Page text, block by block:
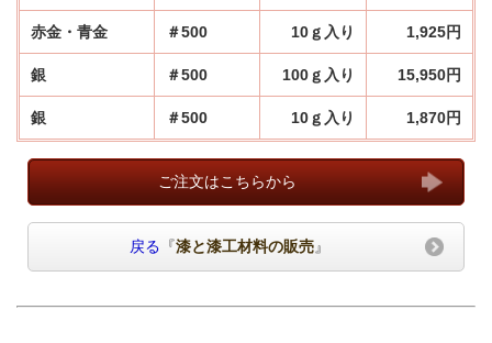
赤金・青金 ＃500 10ｇ入り 1,925円
銀 ＃500 100ｇ入り 15,950円
銀 ＃500 10ｇ入り 1,870円
ご注文はこちらから
戻る 『漆と漆工材料の販売』